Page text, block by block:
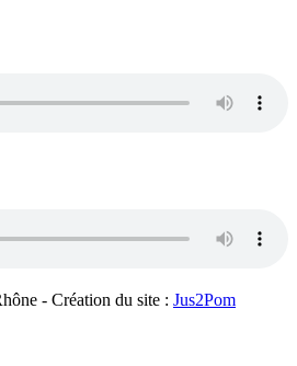
- Création du site : Jus2Pom